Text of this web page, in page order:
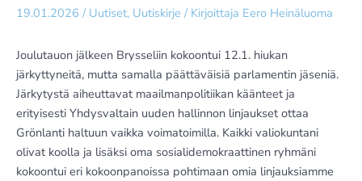
19.01.2026 / Uutiset, Uutiskirje / Kirjoittaja Eero Heinäluoma
Joulutauon jälkeen Brysseliin kokoontui 12.1. hiukan
järkyttyneitä, mutta samalla päättäväisiä parlamentin jäseniä.
Järkytystä aiheuttavat maailmanpolitiikan käänteet ja
erityisesti Yhdysvaltain uuden hallinnon linjaukset ottaa
Grönlanti haltuun vaikka voimatoimilla. Kaikki valiokuntani
olivat koolla ja lisäksi oma sosialidemokraattinen ryhmäni
kokoontui eri kokoonpanoissa pohtimaan omia linjauksiamme